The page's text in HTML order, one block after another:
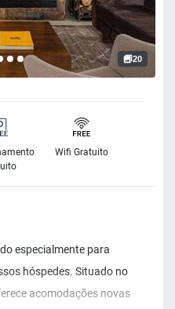
20
Wifi Gratuito
especialmente para
hóspedes. Situado no
acomodações novas